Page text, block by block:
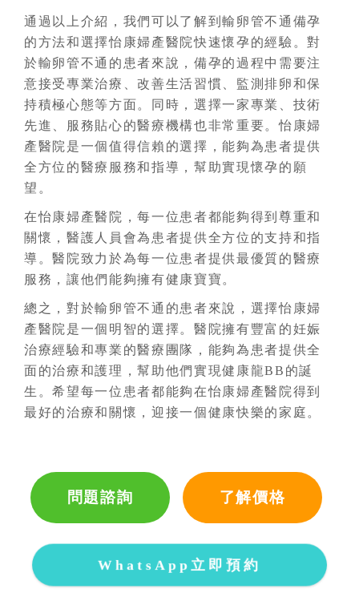
通過以上介紹，我們可以了解到輸卵管不通備孕
的方法和選擇怡康婦產醫院快速懷孕的經驗。對
於輸卵管不通的患者來說，備孕的過程中需要注
意接受專業治療、改善生活習慣、監測排卵和保
持積極心態等方面。同時，選擇一家專業、技術
先進、服務貼心的醫療機構也非常重要。怡康婦
產醫院是一個值得信賴的選擇，能夠為患者提供
全方位的醫療服務和指導，幫助實現懷孕的願
望。
在怡康婦產醫院，每一位患者都能夠得到尊重和
關懷，醫護人員會為患者提供全方位的支持和指
導。醫院致力於為每一位患者提供最優質的醫療
服務，讓他們能夠擁有健康寶寶。
總之，對於輸卵管不通的患者來說，選擇怡康婦
產醫院是一個明智的選擇。醫院擁有豐富的妊娠
治療經驗和專業的醫療團隊，能夠為患者提供全
面的治療和護理，幫助他們實現健康龍BB的誕
生。希望每一位患者都能夠在怡康婦產醫院得到
最好的治療和關懷，迎接一個健康快樂的家庭。
問題諮詢 了解價格
WhatsApp立即預約